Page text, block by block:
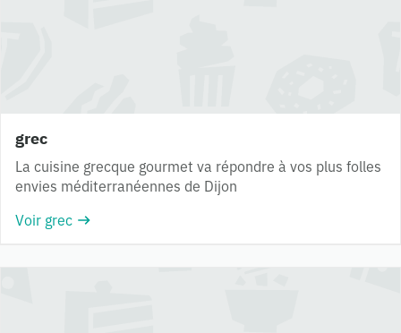
grec
La cuisine grecque gourmet va répondre à vos plus folles
envies méditerranéennes de Dijon
Voir grec